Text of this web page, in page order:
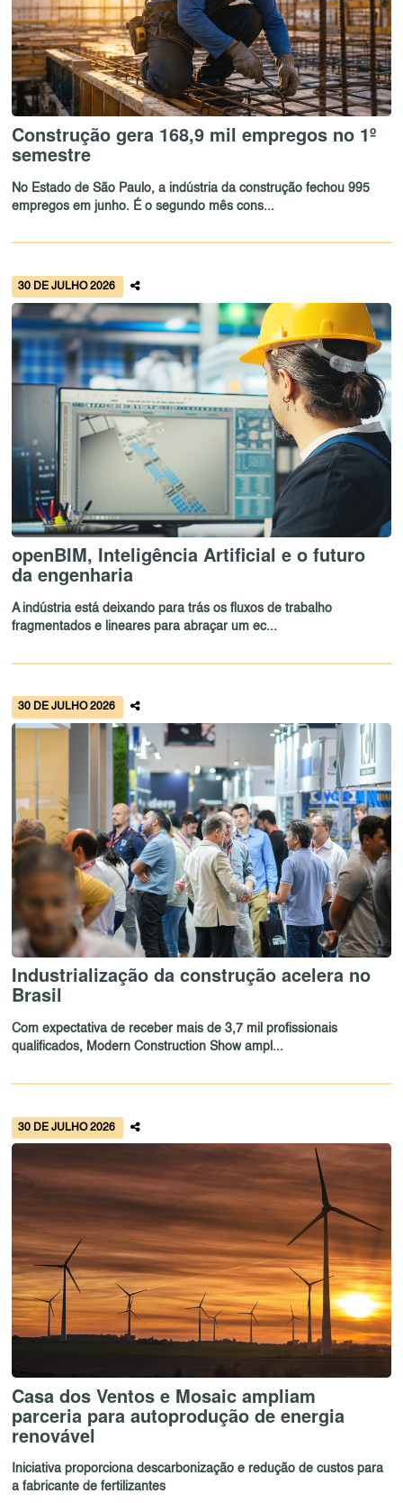
Construção gera 168,9 mil empregos no 1º
semestre
No Estado de São Paulo, a indústria da construção fechou 995
empregos em junho. É o segundo mês cons...
30 DE JULHO 2026
openBIM, Inteligência Artificial e o futuro
da engenharia
A indústria está deixando para trás os fluxos de trabalho
fragmentados e lineares para abraçar um ec...
30 DE JULHO 2026
Industrialização da construção acelera no
Brasil
Com expectativa de receber mais de 3,7 mil profissionais
qualificados, Modern Construction Show ampl...
30 DE JULHO 2026
Casa dos Ventos e Mosaic ampliam
parceria para autoprodução de energia
renovável
Iniciativa proporciona descarbonização e redução de custos para
a fabricante de fertilizantes